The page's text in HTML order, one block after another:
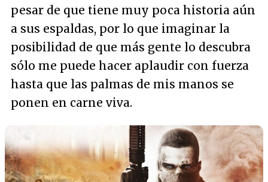
pesar de que tiene muy poca historia aún
a sus espaldas, por lo que imaginar la
posibilidad de que más gente lo descubra
sólo me puede hacer aplaudir con fuerza
hasta que las palmas de mis manos se
ponen en carne viva.